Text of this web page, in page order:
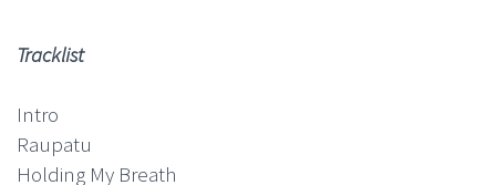
Tracklist
Intro
Raupatu
Holding My Breath